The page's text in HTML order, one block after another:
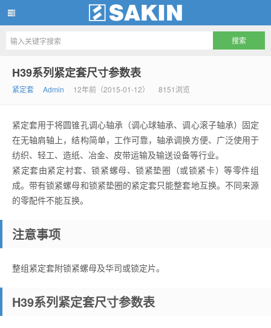
南京尚精机械有限公司
H39系列紧定套尺寸参数表
紧定套 Admin 12年前（2015-01-12） 8151浏览
紧定套用于将圆锥孔调心轴承（调心球轴承、调心滚子轴承）固定
在无轴肩轴上，结构简单，工作可靠，轴承调换方便、广泛使用于
纺织、轻工、造纸、冶金、皮带运输及输送设备等行业。
紧定套由紧定衬套、锁紧螺母、锁紧垫圈（或锁紧卡）等零件组
成。带有锁紧螺母和锁紧垫圈的紧定套只能整套地互换。不同来源
的零配件不能互换。
注意事项
整组紧定套附锁紧螺母及华司或锁定片。
H39系列紧定套尺寸参数表